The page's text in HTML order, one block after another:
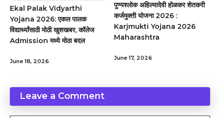
Ekal Palak Vidyarthi
Yojana 2026: एकल पालक
विद्यार्थ्यांसाठी मोठी खुशखबर, कॉलेज
Admission मध्ये मोठा बदल
June 18, 2026
पुण्यश्लोक अहिल्यादेवी होळकर शेतकरी
कर्जमुक्ती योजना 2026 :
Karjmukti Yojana 2026
Maharashtra
June 17, 2026
Leave a Comment